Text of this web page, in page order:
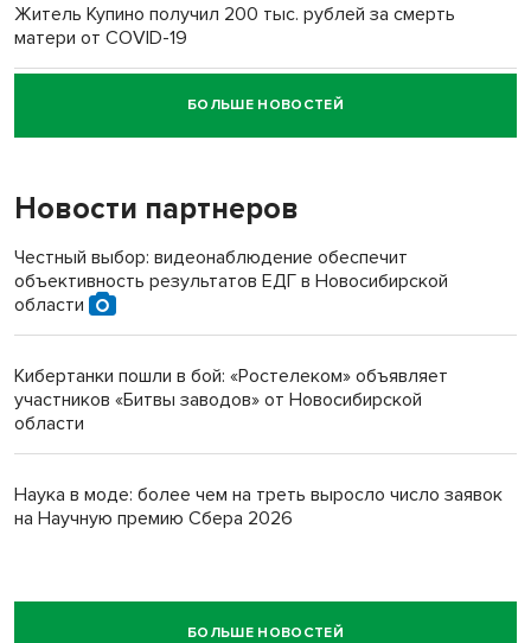
Житель Купино получил 200 тыс. рублей за смерть
матери от COVID-19
Новосибирский суд наказал водителя за смерть
пенсионерки на вокзале
БОЛЬШЕ НОВОСТЕЙ
Новости партнеров
Честный выбор: видеонаблюдение обеспечит
объективность результатов ЕДГ в Новосибирской
области
Кибертанки пошли в бой: «Ростелеком» объявляет
участников «Битвы заводов» от Новосибирской
области
Наука в моде: более чем на треть выросло число заявок
на Научную премию Сбера 2026
БОЛЬШЕ НОВОСТЕЙ